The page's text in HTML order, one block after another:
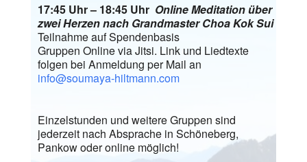
17:45 Uhr – 18:45 Uhr Online Meditation über
zwei Herzen nach Grandmaster Choa Kok Sui
Teilnahme auf Spendenbasis
Gruppen Online via Jitsi. Link und Liedtexte
folgen bei Anmeldung per Mail an
info@soumaya-hiltmann.com
Einzelstunden und weitere Gruppen sind
jederzeit nach Absprache in Schöneberg,
Pankow oder online möglich!